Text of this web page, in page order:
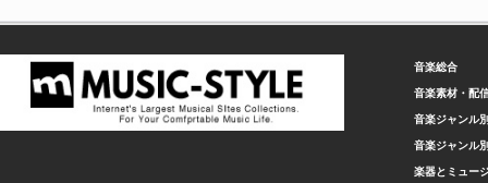
音楽総合
音楽素材・配
音楽ジャンル
音楽ジャンル
楽器とミュー